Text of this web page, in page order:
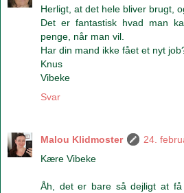
Herligt, at det hele bliver brugt,
Det er fantastisk hvad man
penge, når man vil.
Har din mand ikke fået et nyt
Knus
Vibeke
Svar
Malou Klidmoster
24.
Kære Vibeke
Åh, det er bare så dejligt at